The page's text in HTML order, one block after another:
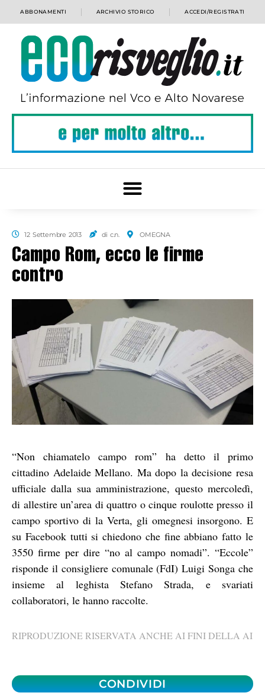
ABBONAMENTI ARCHIVIO STORICO ACCEDI/REGISTRATI
12 Settembre 2013 di c.n. OMEGNA
Campo Rom, ecco le firme
contro
“Non chiamatelo campo rom” ha detto il primo
cittadino Adelaide Mellano. Ma dopo la decisione resa
ufficiale dalla sua amministrazione, questo mercoledì,
di allestire un’area di quattro o cinque roulotte presso il
campo sportivo di la Verta, gli omegnesi insorgono. E
su Facebook tutti si chiedono che fine abbiano fatto le
3550 firme per dire “no al campo nomadi”. “Eccole”
risponde il consigliere comunale (FdI) Luigi Songa che
insieme al leghista Stefano Strada, e svariati
collaboratori, le hanno raccolte.
RIPRODUZIONE RISERVATA ANCHE AI FINI DELLA AI
CONDIVIDI